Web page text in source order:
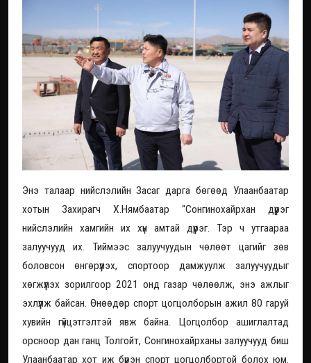
Энэ талаар нийслэлийн Засаг дарга бөгөөд Улаанбаатар
хотын Захирагч Х.Нямбаатар “Сонгинохайрхан дүүрэг
нийслэлийн хамгийн их хүн амтай дүүрэг. Тэр ч утгаараа
залуучууд их. Тиймээс залуучуудын чөлөөт цагийг зөв
боловсон өнгөрүүлэх, спортоор дамжуулж залуучуудыг
хөгжүүлэх зорилгоор 2021 онд газар чөлөөлж, энэ ажлыг
эхлүүлж байсан. Өнөөдөр спорт цогцолборын ажил 80 гаруй
хувийн гүйцэтгэлтэй явж байна. Цогцолбор ашиглалтад
орсноор дан ганц Толгойт, Сонгинохайрханы залуучууд биш
Улаанбаатар хот иж бүрэн спорт цогцолбортой болох юм.